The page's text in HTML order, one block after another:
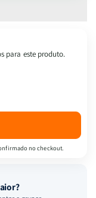
para este produto.
no checkout.